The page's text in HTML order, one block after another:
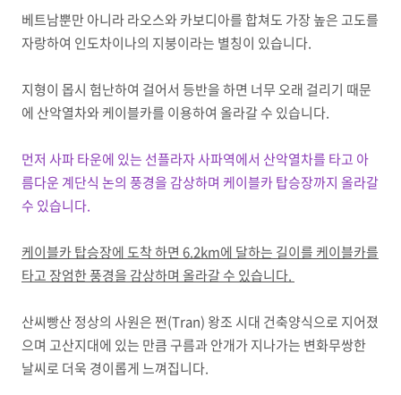
베트남뿐만 아니라 라오스와 카보디아를 합쳐도 가장 높은 고도를
자랑하여 인도차이나의 지붕이라는 별칭이 있습니다.
지형이 몹시 험난하여 걸어서 등반을 하면 너무 오래 걸리기 때문
에 산악열차와 케이블카를 이용하여 올라갈 수 있습니다.
먼저 사파 타운에 있는 선플라자 사파역에서 산악열차를 타고 아
름다운 계단식 논의 풍경을 감상하며 케이블카 탑승장까지 올라갈
수 있습니다.
케이블카 탑승장에 도착 하면 6.2km에 달하는 길이를 케이블카를
타고 장엄한 풍경을 감상하며 올라갈 수 있습니다.
산씨빵산 정상의 사원은 쩐(Tran) 왕조 시대 건축양식으로 지어졌
으며 고산지대에 있는 만큼 구름과 안개가 지나가는 변화무쌍한
날씨로 더욱 경이롭게 느껴집니다.